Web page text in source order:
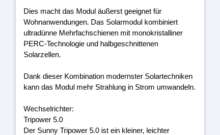
Dies macht das Modul äußerst geeignet für
Wohnanwendungen. Das Solarmodul kombiniert
ultradünne Mehrfachschienen mit monokristalliner
PERC-Technologie und halbgeschnittenen
Solarzellen.
Dank dieser Kombination modernster Solartechniken
kann das Modul mehr Strahlung in Strom umwandeln.
Wechselrichter:
Tripower 5.0
Der Sunny Tripower 5.0 ist ein kleiner, leichter